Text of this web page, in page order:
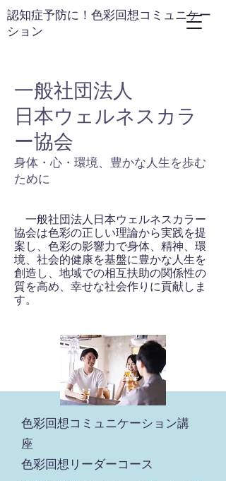
​認知症予防に！色彩回想コミュニケー
ション
一般社団法人
日本ウェルネスカラ
ー協会
​身体・心・環境、豊かな人生を歩む
ために
一般社団法人日本ウェルネスカラー
協会は色彩の正しい理論から実践を提
案し、色彩の影響力で身体、精神、環
境、社会的健康を基盤に豊かな人生を
創造し、地域での相互扶助の関係性の
質を高め、幸せな社会作りに貢献しま
す。
色彩回想コミュニケーション講
座
​色彩回想リーダーコース